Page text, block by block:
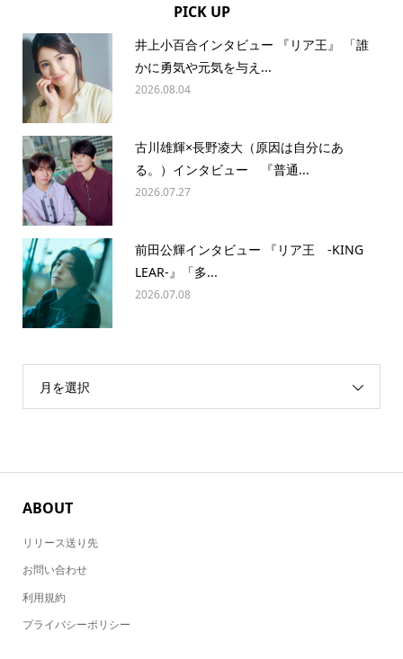
PICK UP
井上小百合インタビュー 『リア王』 「誰
かに勇気や元気を与え...
2026.08.04
古川雄輝×長野凌大（原因は自分にあ
る。）インタビュー 『普通...
2026.07.27
前田公輝インタビュー 『リア王 -KING
LEAR-』「多...
2026.07.08
月を選択
ABOUT
リリース送り先
お問い合わせ
利用規約
プライバシーポリシー